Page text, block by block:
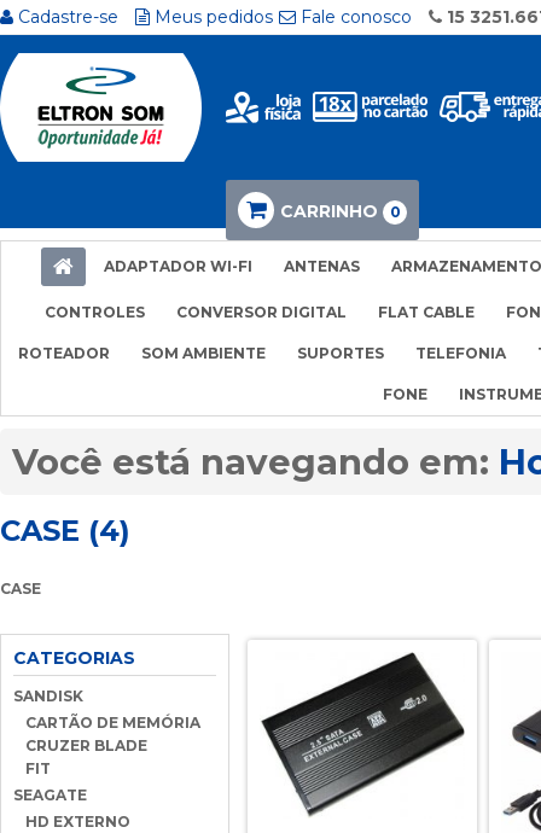
Cadastre-se Meus pedidos Fale conosco 15
CARRINHO 0
ADAPTADOR WI-FI ANTENAS ARMAZENAMENTO
CONTROLES CONVERSOR DIGITAL FLAT CABLE
ROTEADOR SOM AMBIENTE SUPORTES TELEFONIA
FONE
CASE (4)
CASE
CATEGORIAS
SANDISK
CARTÃO DE MEMÓRIA
CRUZER BLADE
FIT
SEAGATE
HD EXTERNO